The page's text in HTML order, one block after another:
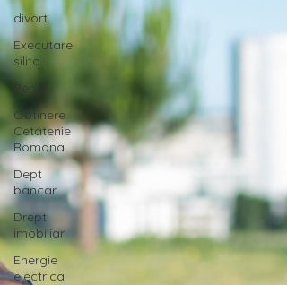
divort
Executare
silita
Pensii
Obtinere
Cetatenie
Romana
Dept
bancar
Drept
imobiliar
Energie
electrica